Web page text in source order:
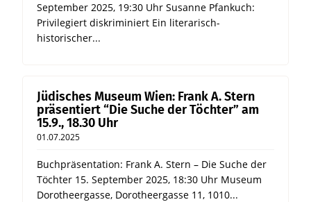
September 2025, 19:30 Uhr Susanne Pfankuch:
Privilegiert diskriminiert Ein literarisch-
historischer...
Jüdisches Museum Wien: Frank A. Stern
präsentiert “Die Suche der Töchter” am
15.9., 18.30 Uhr
01.07.2025
Buchpräsentation: Frank A. Stern – Die Suche der
Töchter 15. September 2025, 18:30 Uhr Museum
Dorotheergasse, Dorotheergasse 11, 1010...